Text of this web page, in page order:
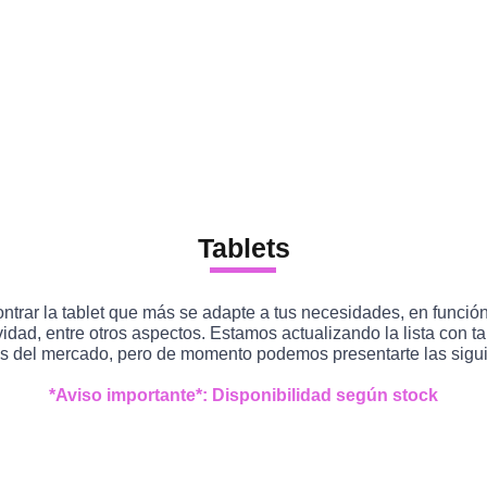
Tablets
la tablet que más se adapte a tus necesidades, en
entre otros aspectos. Estamos actualizando la lista con
del mercado, pero de momento podemos presentarte las
*Aviso importante*: Disponibilidad según stock